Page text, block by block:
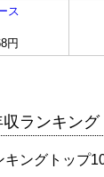
ス
円
ランキング
キングトップ